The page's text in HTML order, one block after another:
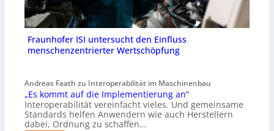
Fraunhofer ISI untersucht den Einfluss
menschenzentrierter Wertschöpfung
Andreas Faath zu Interoperabilität im Maschinenbau
„Es kommt auf die Implementierung an“
Interoperabilität vereinfacht vieles. Und gemeinsame
Standards helfen Anwendern wie auch Herstellern
dabei, Ordnung zu schaffen…